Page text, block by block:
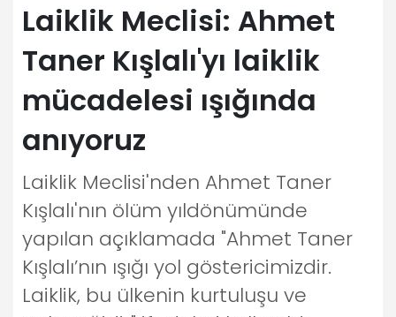
Laiklik Meclisi: Ahmet
Taner Kışlalı'yı laiklik
mücadelesi ışığında
anıyoruz
Laiklik Meclisi'nden Ahmet Taner
Kışlalı'nın ölüm yıldönümünde
yapılan açıklamada "Ahmet Taner
Kışlalı’nın ışığı yol göstericimizdir.
Laiklik, bu ülkenin kurtuluşu ve